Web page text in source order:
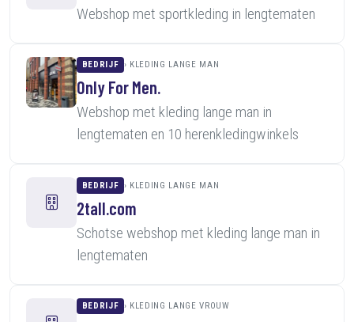
Webshop met sportkleding in lengtematen
BEDRIJF KLEDING LANGE MAN
Only For Men.
Webshop met kleding lange man in
lengtematen en 10 herenkledingwinkels
BEDRIJF KLEDING LANGE MAN
2tall.com
Schotse webshop met kleding lange man in
lengtematen
BEDRIJF KLEDING LANGE VROUW